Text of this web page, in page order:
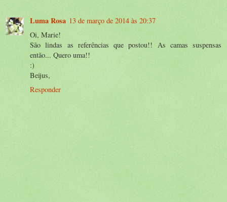
Luma Rosa 13 de março de 2014 às 20:37
Oi, Marie!
São lindas as referências que postou!! As camas suspensas
então... Quero uma!!
:)
Beijus,
Responder